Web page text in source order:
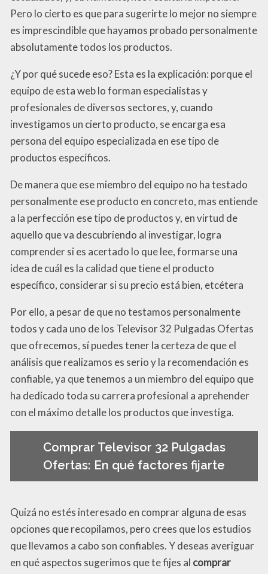
Pero lo cierto es que para sugerirte lo mejor no siempre
es imprescindible que hayamos probado personalmente
absolutamente todos los productos.
¿Y por qué sucede eso? Esta es la explicación: porque el
equipo de esta web lo forman especialistas y
profesionales de diversos sectores, y, cuando
investigamos un cierto producto, se encarga esa
persona del equipo especializada en ese tipo de
productos específicos.
De manera que ese miembro del equipo no ha testado
personalmente ese producto en concreto, mas entiende
a la perfección ese tipo de productos y, en virtud de
aquello que va descubriendo al investigar, logra
comprender si es acertado lo que lee, formarse una
idea de cuál es la calidad que tiene el producto
específico, considerar si su precio está bien, etcétera
Por ello, a pesar de que no testamos personalmente
todos y cada uno de los Televisor 32 Pulgadas Ofertas
que ofrecemos, sí puedes tener la certeza de que el
análisis que realizamos es serio y la recomendación es
confiable, ya que tenemos a un miembro del equipo que
ha dedicado toda su carrera profesional a aprehender
con el máximo detalle los productos que investiga.
Comprar Televisor 32 Pulgadas
Ofertas: En qué factores fijarte
Quizá no estés interesado en comprar alguna de esas
opciones que recopilamos, pero crees que los estudios
que llevamos a cabo son confiables. Y deseas averiguar
en qué aspectos sugerimos que te fijes al comprar